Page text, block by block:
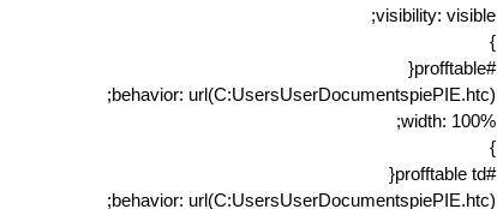
visibility: visible;
}
#profftable{
behavior: url(C:UsersUserDocumentspiePIE.htc);
width: 100%;
}
#profftable td{
behavior: url(C:UsersUserDocumentspiePIE.htc);